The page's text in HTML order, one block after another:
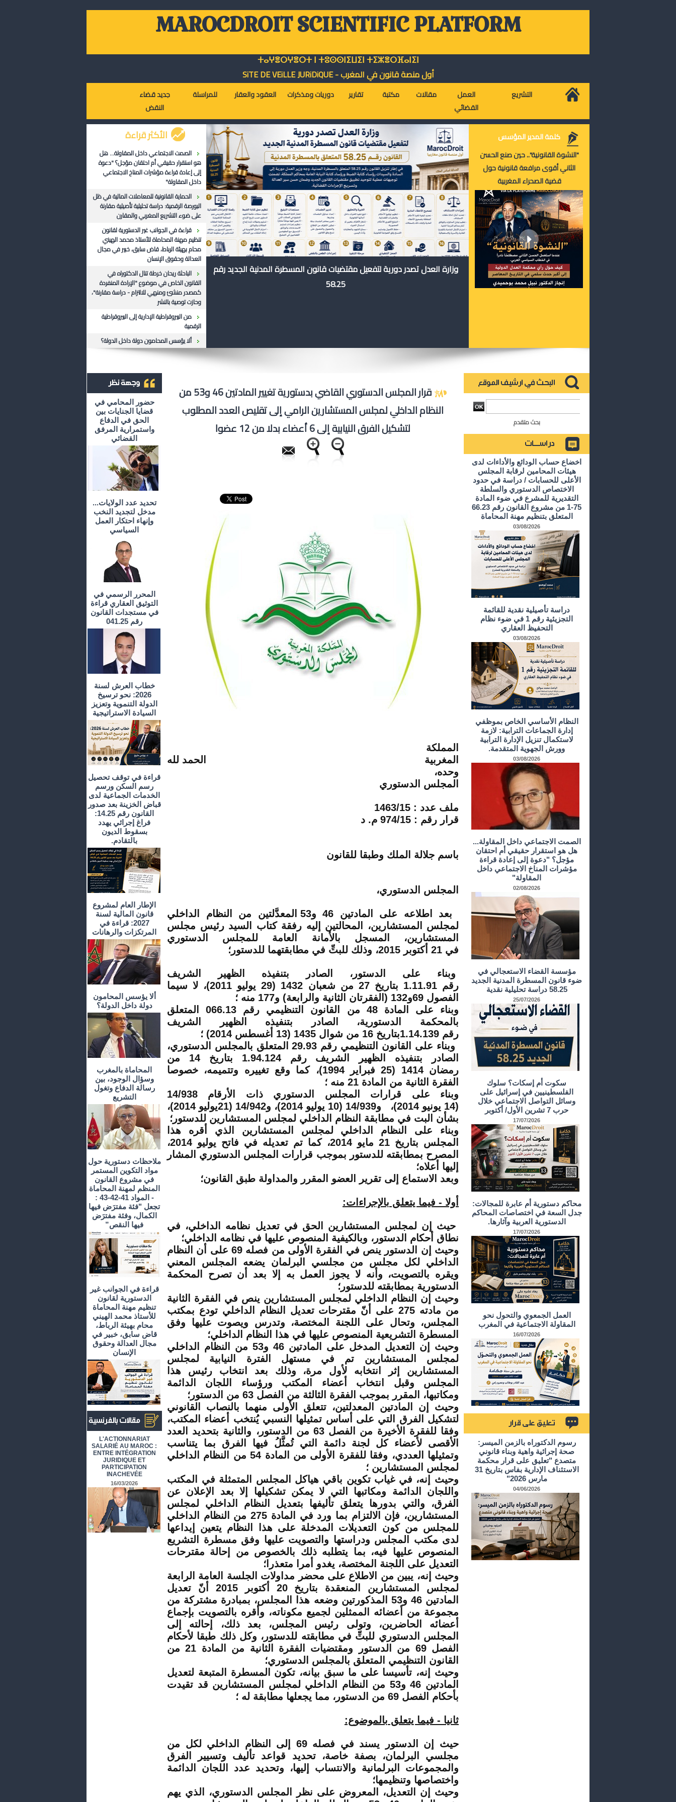
MAROCDROIT SCIENTIFIC PLATFORM
ⵜⴰⵖⴻⵔⵖⴻⵔⵜ ⵏ ⵜⵓⵙⵙⵏⵉⵡⵉⵏ ⵜⵉⵣⴻⵔⴼⴰⵏⵉⵏ
أول منصة قانون في المغرب - SiTE DE VEiLLE JURiDiQUE
جديد قضاء
النقض
للمراسلة العقود والعقار دوريات ومذكرات تقارير مكتبة مقالات
العمل
القضائي
التشريع
الأكثر قراءة
الصمت الاجتماعي داخل المقاولة... هل
هو استقرار حقيقي أم احتقان مؤجل؟ "دعوة
إلى إعادة قراءة مؤشرات المناخ الاجتماعي
داخل المقاولة"
الحماية القانونية للمعاملات المالية في ظل
البورصة الرقمية: دراسة تحليلية تأصيلية مقارنة
على ضوء التشريع المغربي والمقارن
قراءة في الجوانب غير الدستورية لقانون
تنظيم مهنة المحاماة للأستاذ محمد الهيني
محام بهيئة الرباط، قاض سابق، خبير في مجال
العدالة وحقوق الإنسان
الباحثة ريحان خرطة تنال الدكتوراه في
القانون الخاص في موضوع "الإرادة المنفردة
كمصدر منشئ ومنهي للالتزام - دراسة مقارنة"،
وحازت توصية بالنشر
من البيروقراطية الإدارية إلى البيروقراطية
الرقمية
ألا يؤسس المحامون دولة داخل الدولة؟
وزارة العدل تصدر دورية لتفعيل مقتضيات قانون المسطرة المدنية الجديد رقم
58.25
كلمة المدير المؤسس
"النشوة القانونية".. حين صنع الحسن
الثاني أقوى مرافعة قانونية حول
قضية الصحراء المغربية
حضور المحامي في
قضايا الجنايات بين
الحق في الدفاع
واستمرارية المرفق
القضائي
تحديد عدد الولايات...
مدخل لتجديد النخب
وإنهاء احتكار العمل
السياسي
المحرر الرسمي في
التوثيق العقاري قراءة
في مستجدات القانون
رقم 041.25
خطاب العرش لسنة
2026: نحو ترسيخ
الدولة التنموية وتعزيز
السيادة الاستراتيجية
قراءة في توقف تحصيل
رسم السكن ورسم
الخدمات الجماعية لدى
قباض الخزينة بعد صدور
القانون رقم 14.25:
فراغ إجرائي يهدد
بسقوط الديون
بالتقادم.
الإطار العام لمشروع
قانون المالية لسنة
2027: قراءة في
المرتكزات والرهانات
ألا يؤسس المحامون
دولة داخل الدولة؟
المحاماة بالمغرب
وسؤال الوجود، بين
رسالة الدفاع وتغول
التشريع
ملاحظات دستورية حول
مواد التكوين المستمر
في مشروع القانون
المنظم لمهنة المحاماة
- المواد 41-42-43 :
تجعل "فئة مفترَض فيها
الكمال، وفئة مفترَض
فيها النقص”
قراءة في الجوانب غير
الدستورية لقانون
تنظيم مهنة المحاماة
للأستاذ محمد الهيني
محام بهيئة الرباط،
قاض سابق، خبير في
مجال العدالة وحقوق
الإنسان
L'ACTIONNARIAT
SALARIÉ AU MAROC :
ENTRE INTÉGRATION
JURIDIQUE ET
PARTICIPATION
INACHEVÉE
16/03/2026
قرار المجلس الدستوري القاضي بدستورية تغيير المادتين 46 و53 من
النظام الداخلي لمجلس المستشارين الرامي إلى تقليص العدد المطلوب
لتشكيل الفرق النيابية إلى 6 أعضاء بدلا من 12 عضوا
المملكة
المغربية
الحمد لله
وحده،
المجلس الدستوري
ملف عدد : 15
/
1463
قرار رقم : 15
/
974 م. د
باسم جلالة الملك وطبقا للقانون
المجلس الدستوري،
بعد اطلاعه على المادتين 46 و53 المعدَّلتين من النظام الداخلي
لمجلس المستشارين، المحالتين إليه رفقة كتاب السيد رئيس مجلس
المستشارين، المسجل بالأمانة العامة للمجلس الدستوري
في 21 أكتوبر 2015، وذلك للبتِّ في مطابقتهما للدستور؛
وبناء على الدستور، الصادر بتنفيذه الظهير الشريف
رقم 1.11.91 بتاريخ 27 من شعبان 1432 (29 يوليو 2011)، لا سيما
الفصول 69و132 (الفقرتان الثانية والرابعة) و177 منه ؛
وبناء على المادة 48 من القانون التنظيمي رقم 066.13 المتعلق
بالمحكمة الدستورية، الصادر بتنفيذه الظهير الشريف
رقم 1.14.139بتاريخ 16 من شوال 1435 (13 أغسطس 2014) ؛
وبناء على القانون التنظيمي رقم 29.93 المتعلق بالمجلس الدستوري،
الصادر بتنفيذه الظهير الشريف رقم 1.94.124 بتاريخ 14 من
رمضان 1414 (25 فبراير 1994)، كما وقع تغييره وتتميمه، خصوصا
الفقرة الثانية من المادة 21 منه ؛
وبناء على قرارات المجلس الدستوري ذات الأرقام 14/938
(14 يونيو 2014)، و14/939 (10 يوليو 2014)، و14/942 (21يوليو 2014)،
بشأن البت في مطابقة النظام الداخلي لمجلس المستشارين للدستور؛
وبناء على النظام الداخلي لمجلس المستشارين الذي أقره هذا
المجلس بتاريخ 21 مايو 2014، كما تم تعديله في فاتح يوليو 2014،
المصرح بمطابقته للدستور بموجب قرارات المجلس الدستوري المشار
إليها أعلاه؛
وبعد الاستماع إلى تقرير العضو المقرر والمداولة طبق القانون؛
أولا - فيما يتعلق بالإجراءات:
حيث إن لمجلس المستشارين الحق في تعديل نظامه الداخلي، في
نطاق أحكام الدستور، وبالكيفية المنصوص عليها في نظامه الداخلي؛
وحيث إن الدستور ينص في الفقرة الأولى من فصله 69 على أن النظام
الداخلي لكل مجلس من مجلسي البرلمان يضعه المجلس المعني
ويقره بالتصويت، وأنه لا يجوز العمل به إلا بعد أن تصرح المحكمة
الدستورية بمطابقته للدستور؛
وحيث إن النظام الداخلي لمجلس المستشارين ينص في الفقرة الثانية
من مادته 275 على أنّ مقترحات تعديل النظام الداخلي تودع بمكتب
المجلس، وتحال على اللجنة المختصة، وتدرس ويصوت عليها وفق
المسطرة التشريعية المنصوص عليها في هذا النظام الداخلي؛
وحيث إن التعديل المدخل على المادتين 46 و53 من النظام الداخلي
لمجلس المستشارين تم في مستهل الفترة النيابية لمجلس
المستشارين إثر انتخابه لأول مرة، وذلك بعد انتخاب رئيس هذا
المجلس وقبل انتخاب أعضاء المكتب ورؤساء اللجان الدائمة
ومكاتبها، المقرر بموجب الفقرة الثالثة من الفصل 63 من الدستور؛
وحيث إن المادتين المعدلتين، تتعلق الأولى منهما بالنصاب القانوني
لتشكيل الفرق التي على أساس تمثيلها النسبي يُنتخب أعضاء المكتب،
وفقا للفقرة الأخيرة من الفصل 63 من الدستور، والثانية بتحديد العدد
الأقصى لأعضاء كل لجنة دائمة التي تُمثَّلُ فيها الفرق بما يتناسب
وتمثيلها العددي، وفقا للفقرة الأولى من المادة 54 من النظام الداخلي
لمجلس المستشارين ؛
وحيث إنه، في غياب تكوين باقي هياكل المجلس المتمثلة في المكتب
واللجان الدائمة ومكاتبها التي لا يمكن تشكيلها إلا بعد الإعلان عن
الفرق، والتي بدورها يتعلق تأليفها بتعديل النظام الداخلي لمجلس
المستشارين، فإن الالتزام بما ورد في المادة 275 من النظام الداخلي
للمجلس من كون التعديلات المدخلة على هذا النظام يتعين إيداعها
لدى مكتب المجلس ودراستها والتصويت عليها وفق مسطرة التشريع
المنصوص عليها فيه، بما يتطلبه ذلك بالخصوص من إحالة مقترحات
التعديل على اللجنة المختصة، يغدو أمرا متعذرا؛
وحيث إنه، يبين من الاطلاع على محضر مداولات الجلسة العامة الرابعة
لمجلس المستشارين المنعقدة بتاريخ 20 أكتوبر 2015 أنّ تعديل
المادتين 46 و53 المذكورتين وضعه هذا المجلس، بمبادرة مشتركة من
مجموعة من أعضائه الممثلين لجميع مكوناته، وأقره بالتصويت بإجماع
أعضائه الحاضرين، وتولى رئيس المجلس، بعد ذلك، إحالته إلى
المجلس الدستوري للبتِّ في مطابقته للدستور، وكل ذلك طبقا لأحكام
الفصل 69 من الدستور ومقتضيات الفقرة الثانية من المادة 21 من
القانون التنظيمي المتعلق بالمجلس الدستوري؛
وحيث إنه، تأسيسا على ما سبق بيانه، تكون المسطرة المتبعة لتعديل
المادتين 46 و53 من النظام الداخلي لمجلس المستشارين قد تقيدت
بأحكام الفصل 69 من الدستور، مما يجعلها مطابقة له ؛
ثانيا - فيما يتعلق بالموضوع:
حيث إن الدستور يسند في فصله 69 إلى النظام الداخلي لكل من
مجلسي البرلمان، بصفة خاصة، تحديد قواعد تأليف وتسيير الفرق
والمجموعات البرلمانية والانتساب إليها، وتحديد عدد اللجان الدائمة
واختصاصها وتنظيمها؛
وحيث إن التعديل، المعروض على نظر المجلس الدستوري، الذي يهم
بحث متقدم
اخضاع حساب الودائع والأداءات لدى
هيئات المحامين لرقابة المجلس
الأعلى للحسابات / دراسة في حدود
الاختصاص الدستوري والسلطة
التقديرية للمشرع في ضوء المادة
75-1 من مشروع القانون رقم 66.23
المتعلق بتنظيم مهنة المحاماة
03/08/2026
دراسة تأصيلية نقدية للقائمة
التجزيئية رقم 1 في ضوء نظام
التحفيظ العقاري
03/08/2026
النظام الأساسي الخاص بموظفي
إدارة الجماعات الترابية: لازمة
لاستكمال تنزيل الإدارة الترابية
وورش الجهوية المتقدمة.
03/08/2026
الصمت الاجتماعي داخل المقاولة...
هل هو استقرار حقيقي أم احتقان
مؤجل؟ "دعوة إلى إعادة قراءة
مؤشرات المناخ الاجتماعي داخل
المقاولة"
02/08/2026
مؤسسة القضاء الاستعجالي في
ضوء قانون المسطرة المدنية الجديد
58.25 دراسة تحليلية نقدية
25/07/2026
سكوت أم إسكات؟ سلوك
الفلسطينيين في إسرائيل على
وسائل التواصل الاجتماعي خلال
حرب 7 تشرين الأول/ أكتوبر
17/07/2026
محاكم دستورية أم عابرة للمجالات:
جدل السعة في اختصاصات المحاكم
الدستورية العربية وآثارها.
17/07/2026
العمل الجمعوي والتحول نحو
المقاولة الاجتماعية في المغرب
16/07/2026
رسوم الدكتوراه بالزمن الميسر:
صحة إجرائية واهية وبناء قانوني
متصدع "تعليق على قرار محكمة
الاستئناف الإدارية بفاس بتاريخ 31
مارس 2026"
04/06/2026